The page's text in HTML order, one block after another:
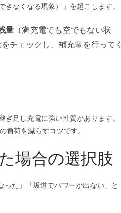
なくなる現象）」を起こします。
量 （満充電でも空でもない状
チェックし、補充電を行ってく
足し充電に強い性質があります。
負荷を減らすコツです。
場合の選択肢
った」「坂道でパワーが出ない」と